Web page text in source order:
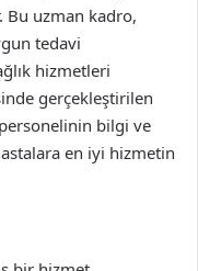
Bu uzman kadro,
tedavi
hizmetleri
gerçekleştirilen
bilgi ve
en iyi hizmetin